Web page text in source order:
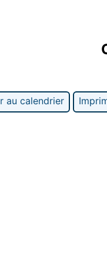
au calendrier